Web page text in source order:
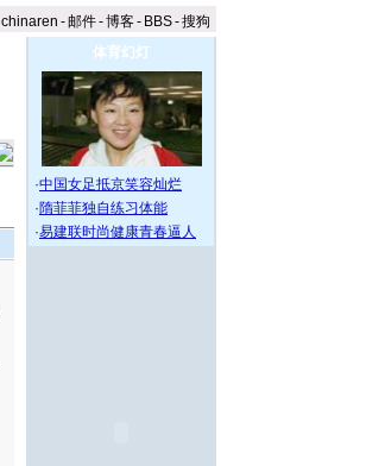
chinaren -邮件-博客- BBS-搜狗
体育幻灯
·中国女足抵京笑容灿烂
·隋菲菲独自练习体能
·易建联时尚健康青春逼人